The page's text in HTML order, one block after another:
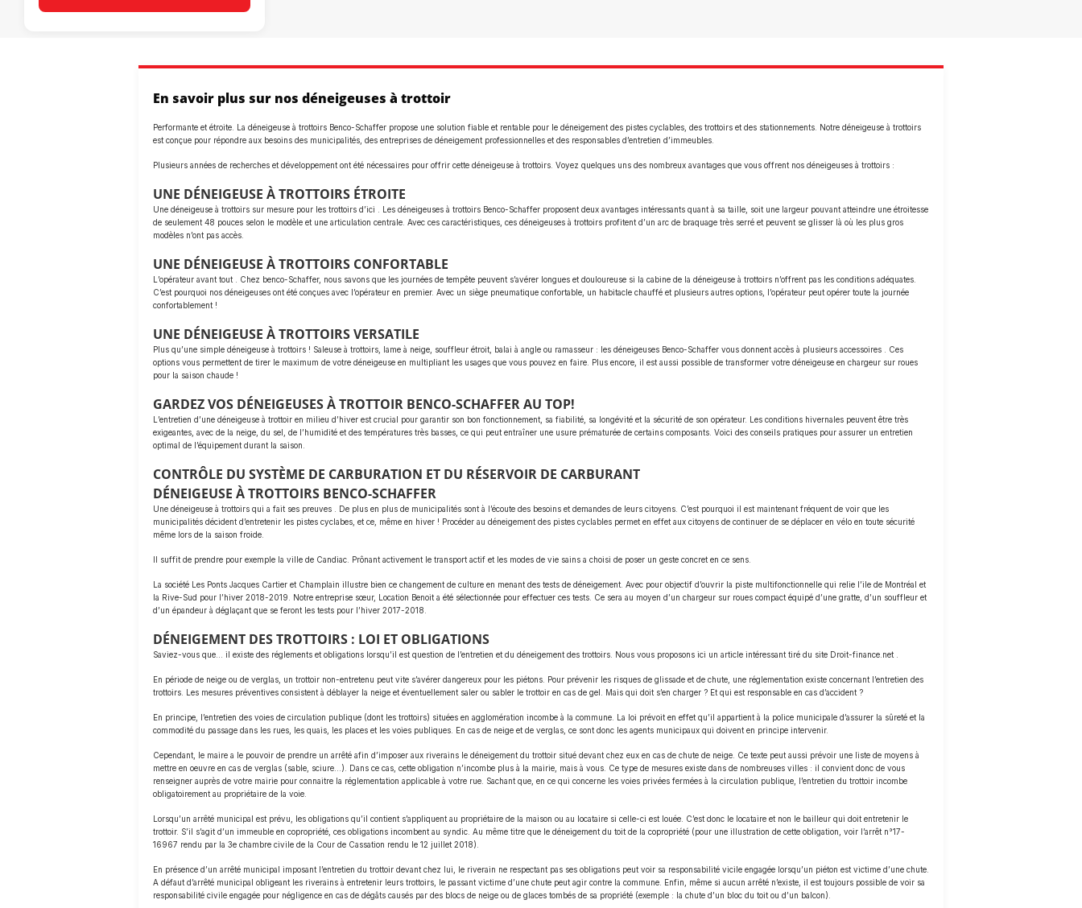
En savoir plus sur nos déneigeuses à trottoir
Performante et étroite. La déneigeuse à trottoirs Benco-Schaffer propose une solution fiable et rentable pour le déneigement des pistes cyclables, des trottoirs et des stationnements. Notre déneigeuse à trottoirs
est conçue pour répondre aux besoins des municipalités, des entreprises de déneigement professionnelles et des responsables d’entretien d’immeubles.
Plusieurs années de recherches et développement ont été nécessaires pour offrir cette déneigeuse à trottoirs. Voyez quelques uns des nombreux avantages que vous offrent nos déneigeuses à trottoirs :
UNE DÉNEIGEUSE À TROTTOIRS ÉTROITE
Une déneigeuse à trottoirs sur mesure pour les trottoirs d’ici . Les déneigeuses à trottoirs Benco-Schaffer proposent deux avantages intéressants quant à sa taille, soit une largeur pouvant atteindre une étroitesse
de seulement 48 pouces selon le modèle et une articulation centrale. Avec ces caractéristiques, ces déneigeuses à trottoirs profitent d’un arc de braquage très serré et peuvent se glisser là où les plus gros
modèles n’ont pas accès.
UNE DÉNEIGEUSE À TROTTOIRS CONFORTABLE
L’opérateur avant tout . Chez benco-Schaffer, nous savons que les journées de tempête peuvent s’avérer longues et douloureuse si la cabine de la déneigeuse à trottoirs n’offrent pas les conditions adéquates.
C’est pourquoi nos déneigeuses ont été conçues avec l’opérateur en premier. Avec un siège pneumatique confortable, un habitacle chauffé et plusieurs autres options, l’opérateur peut opérer toute la journée
confortablement !
UNE DÉNEIGEUSE À TROTTOIRS VERSATILE
Plus qu’une simple déneigeuse à trottoirs ! Saleuse à trottoirs, lame à neige, souffleur étroit, balai à angle ou ramasseur : les déneigeuses Benco-Schaffer vous donnent accès à plusieurs accessoires . Ces
options vous permettent de tirer le maximum de votre déneigeuse en multipliant les usages que vous pouvez en faire. Plus encore, il est aussi possible de transformer votre déneigeuse en chargeur sur roues
pour la saison chaude !
GARDEZ VOS DÉNEIGEUSES À TROTTOIR BENCO-SCHAFFER AU TOP!
L’entretien d’une déneigeuse à trottoir en milieu d’hiver est crucial pour garantir son bon fonctionnement, sa fiabilité, sa longévité et la sécurité de son opérateur. Les conditions hivernales peuvent être très
exigeantes, avec de la neige, du sel, de l’humidité et des températures très basses, ce qui peut entraîner une usure prématurée de certains composants. Voici des conseils pratiques pour assurer un entretien
optimal de l’équipement durant la saison.
CONTRÔLE DU SYSTÈME DE CARBURATION ET DU RÉSERVOIR DE CARBURANT
DÉNEIGEUSE À TROTTOIRS BENCO-SCHAFFER
Une déneigeuse à trottoirs qui a fait ses preuves . De plus en plus de municipalités sont à l’écoute des besoins et demandes de leurs citoyens. C’est pourquoi il est maintenant fréquent de voir que les
municipalités décident d’entretenir les pistes cyclabes, et ce, même en hiver ! Procéder au déneigement des pistes cyclables permet en effet aux citoyens de continuer de se déplacer en vélo en toute sécurité
même lors de la saison froide.
Il suffit de prendre pour exemple la ville de Candiac. Prônant activement le transport actif et les modes de vie sains a choisi de poser un geste concret en ce sens.
La société Les Ponts Jacques Cartier et Champlain illustre bien ce changement de culture en menant des tests de déneigement. Avec pour objectif d’ouvrir la piste multifonctionnelle qui relie l’ile de Montréal et
la Rive-Sud pour l’hiver 2018-2019. Notre entreprise sœur, Location Benoit a été sélectionnée pour effectuer ces tests. Ce sera au moyen d’un chargeur sur roues compact équipé d’une gratte, d’un souffleur et
d’un épandeur à déglaçant que se feront les tests pour l’hiver 2017-2018.
DÉNEIGEMENT DES TROTTOIRS : LOI ET OBLIGATIONS
Saviez-vous que… il existe des réglements et obligations lorsqu’il est question de l’entretien et du déneigement des trottoirs. Nous vous proposons ici un article intéressant tiré du site Droit-finance.net .
En période de neige ou de verglas, un trottoir non-entretenu peut vite s’avérer dangereux pour les piétons. Pour prévenir les risques de glissade et de chute, une réglementation existe concernant l’entretien des
trottoirs. Les mesures préventives consistent à déblayer la neige et éventuellement saler ou sabler le trottoir en cas de gel. Mais qui doit s’en charger ? Et qui est responsable en cas d’accident ?
En principe, l’entretien des voies de circulation publique (dont les trottoirs) situées en agglomération incombe à la commune. La loi prévoit en effet qu’il appartient à la police municipale d’assurer la sûreté et la
commodité du passage dans les rues, les quais, les places et les voies publiques. En cas de neige et de verglas, ce sont donc les agents municipaux qui doivent en principe intervenir.
Cependant, le maire a le pouvoir de prendre un arrêté afin d’imposer aux riverains le déneigement du trottoir situé devant chez eux en cas de chute de neige. Ce texte peut aussi prévoir une liste de moyens à
mettre en oeuvre en cas de verglas (sable, sciure…). Dans ce cas, cette obligation n’incombe plus à la mairie, mais à vous. Ce type de mesures existe dans de nombreuses villes : il convient donc de vous
renseigner auprès de votre mairie pour connaitre la réglementation applicable à votre rue. Sachant que, en ce qui concerne les voies privées fermées à la circulation publique, l’entretien du trottoir incombe
obligatoirement au propriétaire de la voie.
Lorsqu’un arrêté municipal est prévu, les obligations qu’il contient s’appliquent au propriétaire de la maison ou au locataire si celle-ci est louée. C’est donc le locataire et non le bailleur qui doit entretenir le
trottoir. S’il s’agit d’un immeuble en copropriété, ces obligations incombent au syndic. Au même titre que le déneigement du toit de la copropriété (pour une illustration de cette obligation, voir l’arrêt n°17-
16967 rendu par la 3e chambre civile de la Cour de Cassation rendu le 12 juillet 2018).
En présence d’un arrêté municipal imposant l’entretien du trottoir devant chez lui, le riverain ne respectant pas ses obligations peut voir sa responsabilité vicile engagée lorsqu’un piéton est victime d’une chute.
A défaut d’arrêté municipal obligeant les riverains à entretenir leurs trottoirs, le passant victime d’une chute peut agir contre la commune. Enfin, même si aucun arrêté n’existe, il est toujours possible de voir sa
responsabilité civile engagée pour négligence en cas de dégâts causés par des blocs de neige ou de glaces tombés de sa propriété (exemple : la chute d’un bloc du toit ou d’un balcon).